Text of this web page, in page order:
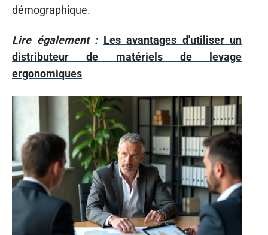
démographique.
Lire également : Les avantages d'utiliser un
distributeur de matériels de levage
ergonomiques